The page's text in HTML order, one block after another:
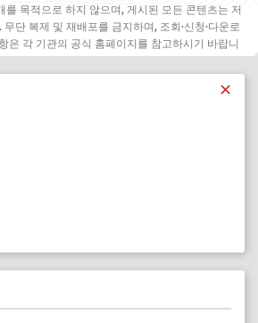
를 목적으로 하지 않으며, 게시된 모든 콘텐츠는 저
단 복제 및 재배포를 금지하며, 조회·신청·다운로
은 각 기관의 공식 홈페이지를 참고하시기 바랍니
✕